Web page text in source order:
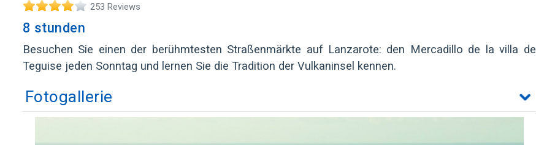
253 Reviews
8 stunden
Besuchen Sie einen der berühmtesten Straßenmärkte auf Lanzarote: den Mercadillo de la villa de
Teguise jeden Sonntag und lernen Sie die Tradition der Vulkaninsel kennen.
Fotogallerie